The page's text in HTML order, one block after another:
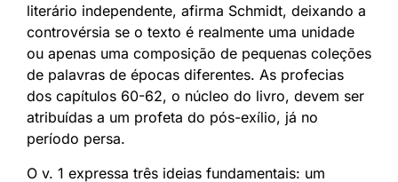
literário independente, afirma Schmidt, deixando a
controvérsia se o texto é realmente uma unidade
ou apenas uma composição de pequenas coleções
de palavras de épocas diferentes. As profecias
dos capítulos 60-62, o núcleo do livro, devem ser
atribuídas a um profeta do pós-exílio, já no
período persa.
O v. 1 expressa três ideias fundamentais: um